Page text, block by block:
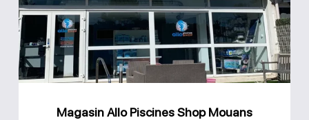
Shop
Mouans
Sartoux
Magasin Allo Piscines Shop Mouans